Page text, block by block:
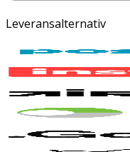
Leveransalternativ